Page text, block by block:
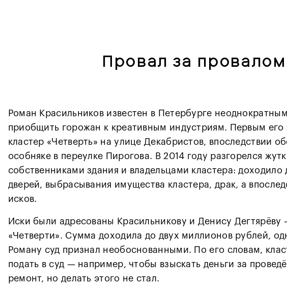
Провал за провалом
Роман Красильников известен в Петербурге
приобщить горожан к креативным индустриям. Первым его
кластер «Четверть» на улице Декабристов, впоследствии
особняке в переулке Пирогова. В 2014 году разгорелся
собственниками здания и владельцами кластера: доходило
дверей, выбрасывания имущества кластера, драк, а
исков.
Иски были адресованы Красильникову и Денису Дегтярёву
«Четверти». Сумма доходила до двух миллионов рублей,
Роману суд признал необоснованными. По его словам,
подать в суд — например, чтобы взыскать деньги за
ремонт, но делать этого не стал.